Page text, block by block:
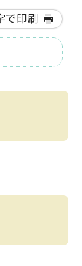
で印刷